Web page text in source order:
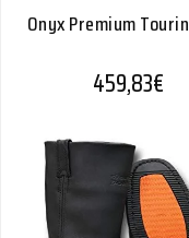
Onyx Premium
459,83€